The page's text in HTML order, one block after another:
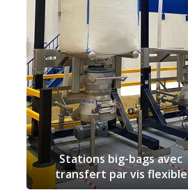
Stations big-bags avec
transfert par vis flexible